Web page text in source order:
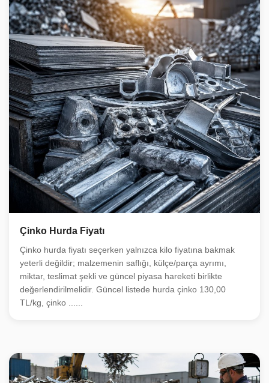
Çinko Hurda Fiyatı
Çinko hurda fiyatı seçerken yalnızca kilo fiyatına bakmak
yeterli değildir; malzemenin saflığı, külçe/parça ayrımı,
miktar, teslimat şekli ve güncel piyasa hareketi birlikte
değerlendirilmelidir. Güncel listede hurda çinko 130,00
TL/kg, çinko ......